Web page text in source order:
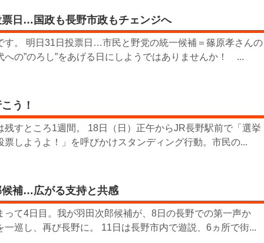
票日…国政も長野市政もチェンジへ
す。 明日31日投票日…市民と野党の統一候補＝篠原孝さんの
への”のろし”をあげる日にしようではありませんか！ ...
う！
残すところ1週間。 18日（日）正午からJR長野駅前で「選挙
票しようよ！」を呼びかけスタンディング行動。市民の...
候補…広がる支持と共感
って4日目。我が羽田次郎候補が、8日の長野での第一声か
一巡し、再び長野に。 11日は長野市内で遊説、6ヵ所で街...